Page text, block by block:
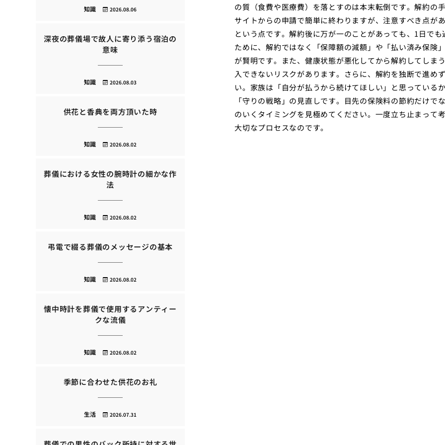
の質（食費や医療費）を落とすのは本末転倒です。解約の
サイトからの申請で簡単に終わりますが、注意すべき点が
という点です。解約後に万が一のことがあっても、1日で
ために、解約ではなく「保障額の減額」や「払い済み保険
が賢明です。また、健康状態が悪化してから解約してしま
入できないリスクがあります。さらに、解約を独断で進め
い。家族は「自分が払うから続けてほしい」と思っている
「守りの戦略」の見直しです。目先の保険料の節約だけ
のいくタイミングを見極めてください。一度立ち止まって
大切なプロセスなのです。
2026.08.06
知識
深夜の葬儀場で故人に寄り添う宿泊の
意味
2026.08.03
知識
供花と香典を両方頂いた時
2026.08.02
知識
葬儀における女性の腕時計の細かな作
法
2026.08.02
知識
弔電で綴る葬儀のメッセージの基本
2026.08.02
知識
懐中時計を葬儀で使用するアンティー
クな流儀
2026.08.02
知識
季節に合わせた供花のお礼
2026.07.31
生活